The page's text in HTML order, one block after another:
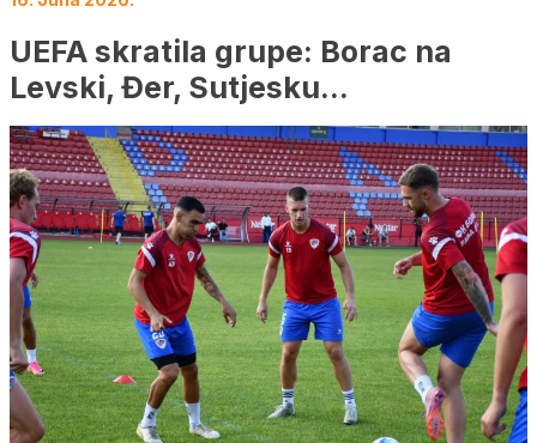
UEFA skratila grupe: Borac na
Levski, Đer, Sutjesku…